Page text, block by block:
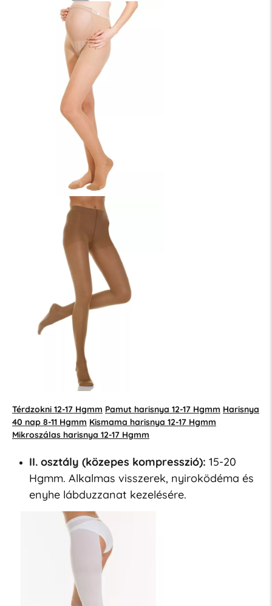
Térdzokni 12-17 Hgmm Pamut harisnya 12-17 Hgmm Harisnya
40 nap 8-11 Hgmm Kismama harisnya 12-17 Hgmm
Mikroszálas harisnya 12-17 Hgmm
II. osztály (közepes kompresszió): 15-20
Hgmm. Alkalmas visszerek, nyiroködéma és
enyhe lábduzzanat kezelésére.